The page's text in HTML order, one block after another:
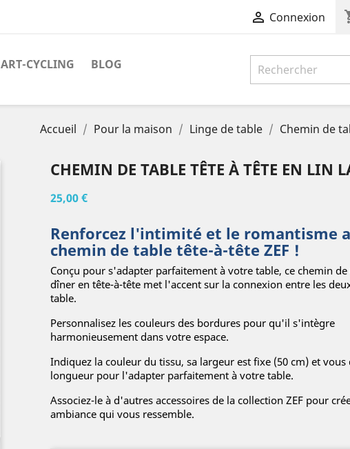
 Connexion
ART-CYCLING BLOG
Accueil Pour la maison Linge de table
Chemin de
CHEMIN DE TABLE TÊTE À TÊTE EN LIN
25,00 €
Renforcez l'intimité et le romantisme
chemin de table tête-à-tête ZEF !
Conçu pour s'adapter parfaitement à votre table, ce chemin
dîner en tête-à-tête met l'accent sur la connexion entre les
table.
Personnalisez les couleurs des bordures pour qu'il s'intègre
harmonieusement dans votre espace.
Indiquez la couleur du tissu, sa largeur est fixe (50 cm) et vous
longueur pour l'adapter parfaitement à votre table.
Associez-le à d'autres accessoires de la collection ZEF pour
ambiance qui vous ressemble.